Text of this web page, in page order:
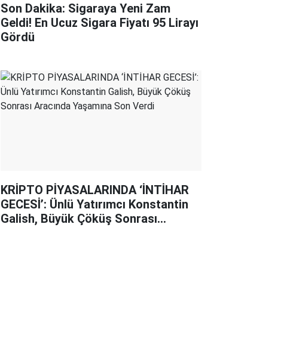
Son Dakika: Sigaraya Yeni Zam
Geldi! En Ucuz Sigara Fiyatı 95 Lirayı
Gördü
KRİPTO PİYASALARINDA ‘İNTİHAR
GECESİ’: Ünlü Yatırımcı Konstantin
Galish, Büyük Çöküş Sonrası